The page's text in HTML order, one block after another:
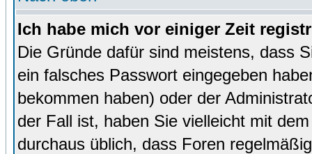
Ich habe mich vor einiger Zeit
Die Gründe dafür sind meistens, dass
ein falsches Passwort eingegeben
bekommen haben) oder der
der Fall ist, haben Sie vielleicht mit
durchaus üblich, dass Foren